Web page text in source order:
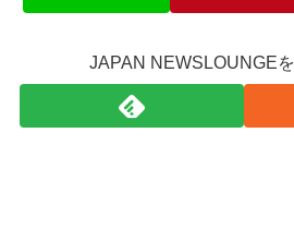
JAPAN NEWSLOUNGE